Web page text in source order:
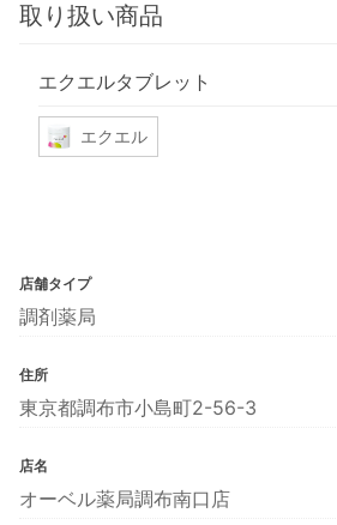
取り扱い商品
エクエルタブレット
エクエル
店舗タイプ
調剤薬局
住所
東京都調布市小島町2-56-3
店名
オーベル薬局調布南口店